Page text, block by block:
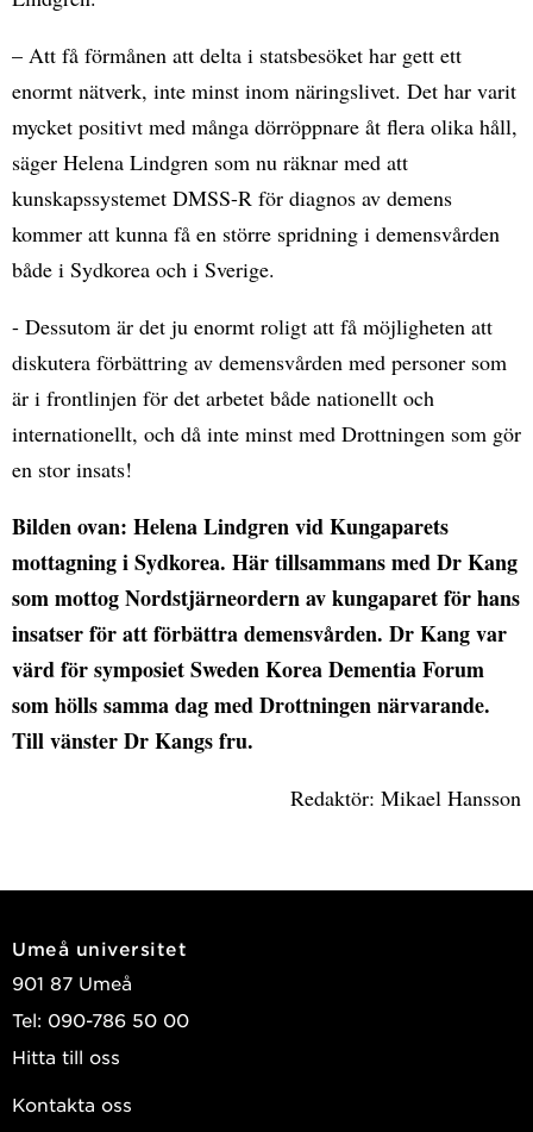
– Att få förmånen att delta i statsbesöket har gett ett
enormt nätverk, inte minst inom näringslivet. Det har varit
mycket positivt med många dörröppnare åt flera olika håll,
säger Helena Lindgren som nu räknar med att
kunskapssystemet DMSS-R för diagnos av demens
kommer att kunna få en större spridning i demensvården
både i Sydkorea och i Sverige.
- Dessutom är det ju enormt roligt att få möjligheten att
diskutera förbättring av demensvården med personer som
är i frontlinjen för det arbetet både nationellt och
internationellt, och då inte minst med Drottningen som gör
en stor insats!
Bilden ovan: Helena Lindgren vid Kungaparets
mottagning i Sydkorea. Här tillsammans med Dr Kang
som mottog Nordstjärneordern av kungaparet för hans
insatser för att förbättra demensvården. Dr Kang var
värd för symposiet Sweden Korea Dementia Forum
som hölls samma dag med Drottningen närvarande.
Till vänster Dr Kangs fru.
Redaktör: Mikael Hansson
Umeå universitet
901 87 Umeå
Tel: 090-786 50 00
Hitta till oss
Kontakta oss